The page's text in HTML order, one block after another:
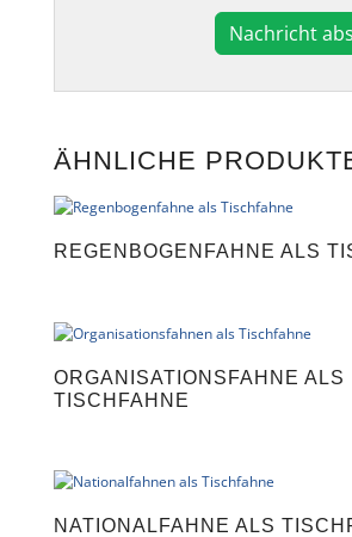
l
r
a
t
:
ÄHNLICHE
REGENBOGENFAHNE ALS
ORGANISATIONSFAHNE ALS
TISCHFAHNE
NATIONALFAHNE ALS